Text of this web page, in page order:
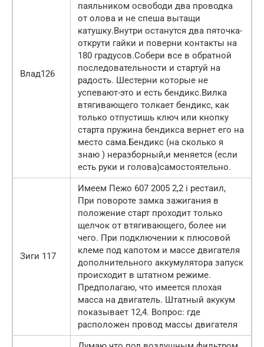
Влад126
паяльником освободи два проводка
от олова и не спеша вытащи
катушку.Внутри останутся два пяточка-
открути гайки и поверни контакты на
180 градусов.Собери все в обратной
последовательности и стартуй на
радость. Шестерни которые не
успевают-это и есть бендикс.Вилка
втягивающего толкает бендикс, как
только отпустишь ключ или кнопку
старта пружина бендикса вернет его на
место сама.Бендикс (на сколько я
знаю ) неразборный,и меняется (если
есть руки и голова)самостоятельно.
Зиги 117
Имеем Пежо 607 2005 2,2 i рестаил,
При повороте замка зажигания в
положение старт проходит только
щелчок от втягивающего, более ни
чего. При подключении к плюсовой
клеме под капотом и массе двигателя
дополнительного аккумулятора запуск
происходит в штатном режиме.
Предполагаю, что имеется плохая
масса на двигатель. Штатный акукум
показывает 12,4. Вопрос: где
расположен провод массы двигателя